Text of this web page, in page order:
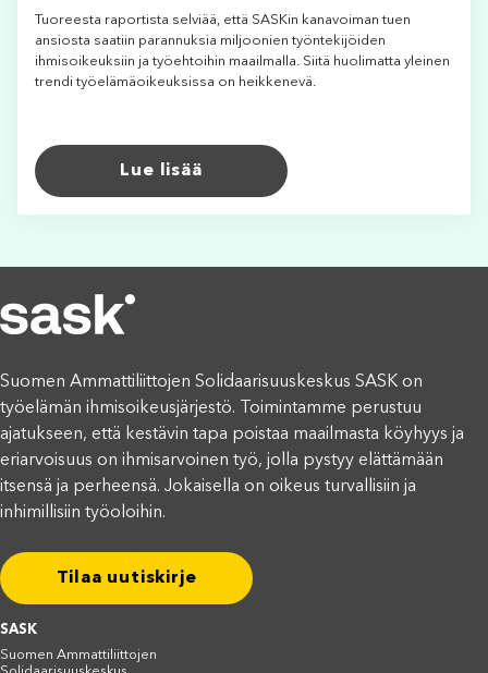
Tuoreesta raportista selviää, että SASKin kanavoiman tuen
ansiosta saatiin parannuksia miljoonien työntekijöiden
ihmisoikeuksiin ja työehtoihin maailmalla. Siitä huolimatta yleinen
trendi työelämäoikeuksissa on heikkenevä.
Lue lisää
Suomen Ammattiliittojen Solidaarisuuskeskus SASK on
työelämän ihmisoikeusjärjestö. Toimintamme perustuu
ajatukseen, että kestävin tapa poistaa maailmasta köyhyys ja
eriarvoisuus on ihmisarvoinen työ, jolla pystyy elättämään
itsensä ja perheensä. Jokaisella on oikeus turvallisiin ja
inhimillisiin työoloihin.
Tilaa uutiskirje
SASK
Suomen Ammattiliittojen